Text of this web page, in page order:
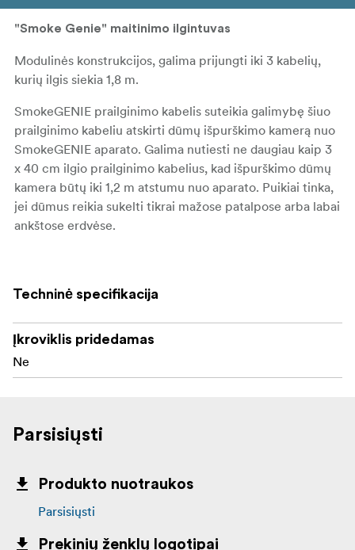
"Smoke Genie" maitinimo ilgintuvas
Modulinės konstrukcijos, galima prijungti iki 3 kabelių,
kurių ilgis siekia 1,8 m.
SmokeGENIE prailginimo kabelis suteikia galimybę šiuo
prailginimo kabeliu atskirti dūmų išpurškimo kamerą nuo
SmokeGENIE aparato. Galima nutiesti ne daugiau kaip 3
x 40 cm ilgio prailginimo kabelius, kad išpurškimo dūmų
kamera būtų iki 1,2 m atstumu nuo aparato. Puikiai tinka,
jei dūmus reikia sukelti tikrai mažose patalpose arba labai
ankštose erdvėse.
kamera, naudojama už "SmokeGENIE" aparato
elgiamasi, kai ji visiškai įkaista.
Techninė specifikacija
Įkroviklis pridedamas
Ne
Parsisiųsti
Produkto nuotraukos
Parsisiųsti
Prekinių ženklų logotipai